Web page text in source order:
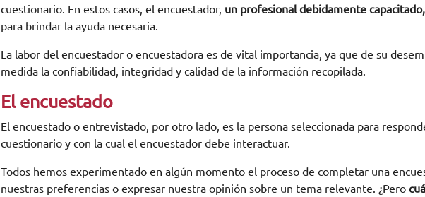
cuestionario. En estos casos, el encuestador, un profesional debidamente capacitado,
para brindar la ayuda necesaria.
La labor del encuestador o encuestadora es de vital importancia, ya que de su
medida la confiabilidad, integridad y calidad de la información recopilada.
El encuestado
El encuestado o entrevistado, por otro lado, es la persona seleccionada para
cuestionario y con la cual el encuestador debe interactuar.
Todos hemos experimentado en algún momento el proceso de completar una
nuestras preferencias o expresar nuestra opinión sobre un tema relevante. ¿Pero